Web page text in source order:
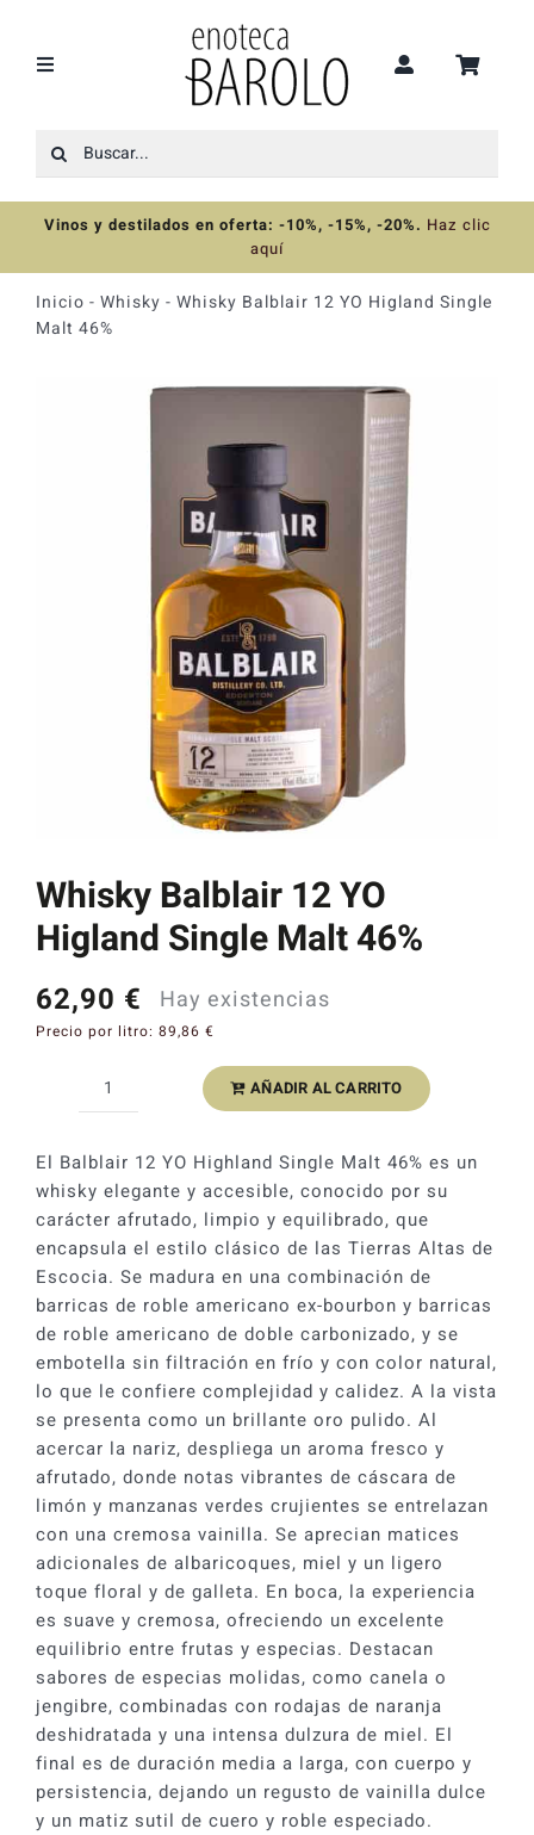
contenido
Toggle
Recomendaciones
Ofertas
Colecciones
Catas y Actividades
Buscar:
Vinos y destilados en oferta: -10%, -15%, -20%. Haz clic
aquí
Inicio - Whisky - Whisky Balblair 12 YO Higland Single
Malt 46%
Whisky Balblair 12 YO
Higland Single Malt 46%
62,90 € Hay existencias
Precio por litro: 89,86 €
Whisky
12
YO
Higland
Single
Malt
46%
cantidad
AÑADIR AL CARRITO
El Balblair 12 YO Highland Single Malt 46% es un
whisky elegante y accesible, conocido por su
carácter afrutado, limpio y equilibrado, que
encapsula el estilo clásico de las Tierras Altas de
Escocia. Se madura en una combinación de
barricas de roble americano ex-bourbon y barricas
de roble americano de doble carbonizado, y se
embotella sin filtración en frío y con color natural,
lo que le confiere complejidad y calidez. A la vista
se presenta como un brillante oro pulido. Al
acercar la nariz, despliega un aroma fresco y
afrutado, donde notas vibrantes de cáscara de
limón y manzanas verdes crujientes se entrelazan
con una cremosa vainilla. Se aprecian matices
adicionales de albaricoques, miel y un ligero
toque floral y de galleta. En boca, la experiencia
es suave y cremosa, ofreciendo un excelente
equilibrio entre frutas y especias. Destacan
sabores de especias molidas, como canela o
jengibre, combinadas con rodajas de naranja
deshidratada y una intensa dulzura de miel. El
final es de duración media a larga, con cuerpo y
persistencia, dejando un regusto de vainilla dulce
y un matiz sutil de cuero y roble especiado.